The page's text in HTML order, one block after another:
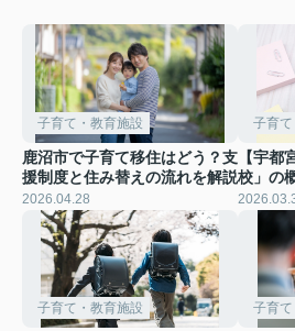
子育て・教育施設
鹿沼市で子育て移住はどう？支
援制度と住み替えの流れを解説
2026.04.28
子育
【宇都
校」の
子育て・教育施設 子育